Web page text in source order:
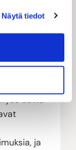
Näytä tiedot
uutta
ja